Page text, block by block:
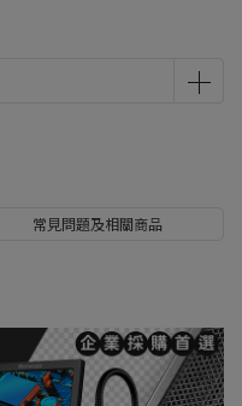
常見問題及相關商品